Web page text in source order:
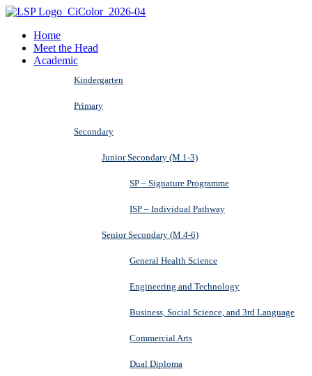
Home
Meet the Head
Academic
Kindergarten
Primary
Secondary
Junior Secondary (M.1-3)
SP – Signature Programme
ISP – Individual Pathway
Senior Secondary (M.4-6)
General Health Science
Engineering and Technology
Business, Social Science, and 3rd Language
Commercial Arts
Dual Diploma